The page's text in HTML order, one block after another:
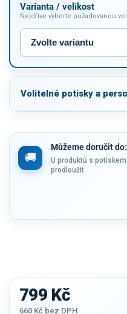
Varianta / velikost
Nejdříve vyberte požadovanou
Volitelné potisky a
Můžeme doručit do:
U produktů s
prodloužit.
799 Kč
660 Kč bez DPH